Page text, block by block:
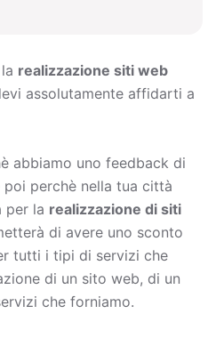
realizzazione siti web
assolutamente affidarti a
abbiamo uno feedback di
perchè nella tua città
per la realizzazione di siti
di avere uno sconto
tutti i tipi di servizi che
di un sito web, di un
che forniamo.